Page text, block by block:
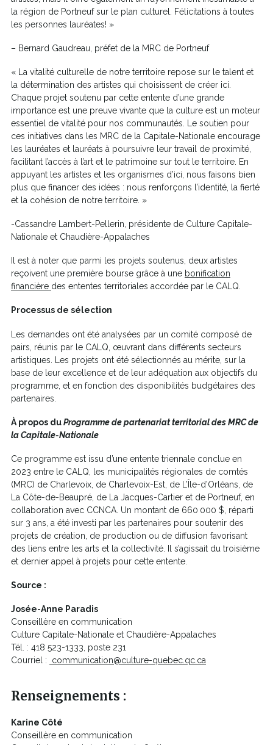
la région de Portneuf sur le plan culturel. Félicitations à toutes
les personnes lauréates! »
– Bernard Gaudreau, préfet de la MRC de Portneuf
« La vitalité culturelle de notre territoire repose sur le talent et
la détermination des artistes qui choisissent de créer ici.
Chaque projet soutenu par cette entente d’une grande
importance est une preuve vivante que la culture est un moteur
essentiel de vitalité pour nos communautés. Le soutien pour
ces initiatives dans les MRC de la Capitale-Nationale encourage
les lauréates et lauréats à poursuivre leur travail de proximité,
facilitant l’accès à l’art et le patrimoine sur tout le territoire. En
appuyant les artistes et les organismes d’ici, nous faisons bien
plus que financer des idées : nous renforçons l’identité, la fierté
et la cohésion de notre territoire. »
-Cassandre Lambert-Pellerin, présidente de Culture Capitale-
Nationale et Chaudière-Appalaches
Il est à noter que parmi les projets soutenus, deux artistes
reçoivent une première bourse grâce à une bonification
financière Ce
s'ouvrira
une
nouvelle
fenêtre
des ententes territoriales accordée par le CALQ.
Processus de sélection
Les demandes ont été analysées par un comité composé de
pairs, réunis par le CALQ, œuvrant dans différents secteurs
artistiques. Les projets ont été sélectionnés au mérite, sur la
base de leur excellence et de leur adéquation aux objectifs du
programme, et en fonction des disponibilités budgétaires des
partenaires.
À propos duProgramme de partenariat territorial des MRC de
la Capitale-Nationale
Ce programme est issu d’une entente triennale conclue en
2023 entre le CALQ, les municipalités régionales de comtés
(MRC) de Charlevoix, de Charlevoix-Est, de L’Île-d’Orléans, de
La Côte-de-Beaupré, de La Jacques-Cartier et de Portneuf, en
collaboration avec CCNCA. Un montant de 660 000 $, réparti
sur 3 ans, a été investi par les partenaires pour soutenir des
projets de création, de production ou de diffusion favorisant
des liens entre les arts et la collectivité. Il s’agissait du troisième
et dernier appel à projets pour cette entente.
Source :
Josée-Anne Paradis
Conseillère en communication
Culture Capitale-Nationale et Chaudière-Appalaches
Tél. : 418 523-1333, poste 231
Courriel :
communication@culture-quebec.qc.ca
Renseignements :
Karine Côté
Conseillère en communication